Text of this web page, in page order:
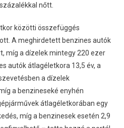
nőtt.
közötti összefüggés
A meghirdetett benzines autók
míg a dízelek mintegy 220 ezer
autók átlagéletkora 13,5 év, a
a dízelek
a benzineseké enyhén
átlagéletkorában egy
míg a benzinesek esetén 2,9